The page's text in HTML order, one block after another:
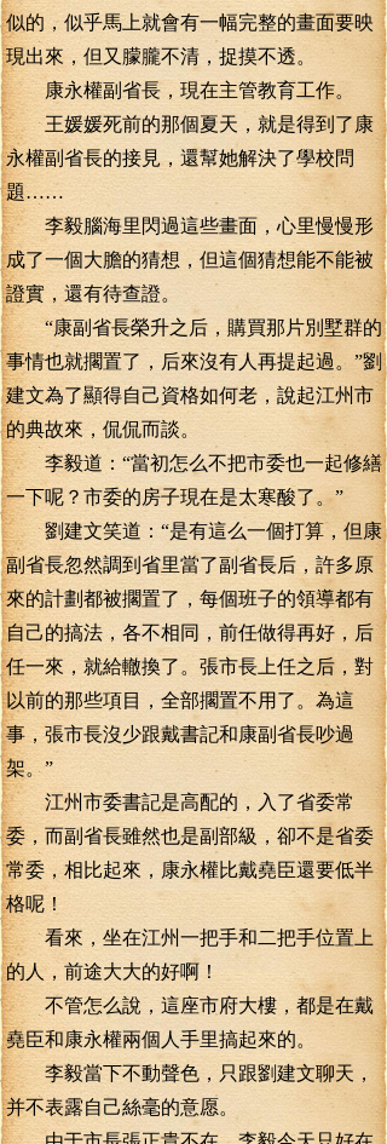
似的，似乎馬上就會有一幅完整的畫面要映
現出來，但又朦朧不清，捉摸不透。
康永權副省長，現在主管教育工作。
王媛媛死前的那個夏天，就是得到了康
永權副省長的接見，還幫她解決了學校問
題……
李毅腦海里閃過這些畫面，心里慢慢形
成了一個大膽的猜想，但這個猜想能不能被
證實，還有待查證。
“康副省長榮升之后，購買那片別墅群的
事情也就擱置了，后來沒有人再提起過。”劉
建文為了顯得自己資格如何老，說起江州市
的典故來，侃侃而談。
李毅道：“當初怎么不把市委也一起修繕
一下呢？市委的房子現在是太寒酸了。”
劉建文笑道：“是有這么一個打算，但康
副省長忽然調到省里當了副省長后，許多原
來的計劃都被擱置了，每個班子的領導都有
自己的搞法，各不相同，前任做得再好，后
任一來，就給轍換了。張市長上任之后，對
以前的那些項目，全部擱置不用了。為這
事，張市長沒少跟戴書記和康副省長吵過
架。”
江州市委書記是高配的，入了省委常
委，而副省長雖然也是副部級，卻不是省委
常委，相比起來，康永權比戴堯臣還要低半
格呢！
看來，坐在江州一把手和二把手位置上
的人，前途大大的好啊！
不管怎么說，這座市府大樓，都是在戴
堯臣和康永權兩個人手里搞起來的。
李毅當下不動聲色，只跟劉建文聊天，
并不表露自己絲毫的意愿。